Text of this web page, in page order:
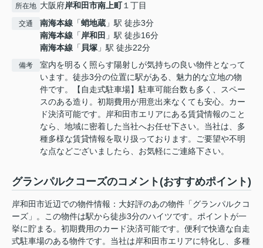
所在地 大阪府岸和田市南上町１丁目
交通 南海本線 「蛸地蔵 」駅 徒歩3分
南海本線 「岸和田 」駅 徒歩16分
南海本線 「 貝塚 」駅 徒歩22分
備考
室内を明るく照らす陽射しが気持ちの良い物件となって
います。徒歩3分の位置に駅がある、魅力的な立地の物
件です。【自走式駐車場】駐車可能台数も多く、スペー
スのある造り。初期費用が用意出来なくても安心。カー
ド決済可能です。岸和田市エリアにある賃貸情報のこと
なら、地域に密着した当社へお任せ下さい。当社は、多
種多様な賃貸情報を取り扱っております。ご要望や不明
な点などございましたら、お気軽にご連絡下さい。
グランパルクコーズのコメント(おすすめポイント)
岸和田市近辺での物件情報：大好評のあの物件「グランパルクコ
ーズ」。この物件は駅から徒歩3分のハイツです。ポイントが一
挙に貯まる。初期費用のカード決済可能です。便利で快適な自走
式駐車場のある物件です。当社は岸和田市エリアに特化し、多種